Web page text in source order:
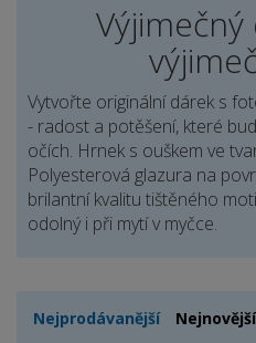
Vytvořte originální dárek s
- radost a potěšení, které
očích. Hrnek s ouškem ve
Polyesterová glazura na
brilantní kvalitu tištěného
odolný i při mytí v myčce.
Nejprodávanější Nejnovější